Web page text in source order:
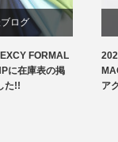
ログ
FORMAL
に在庫表の掲
た!!
ア